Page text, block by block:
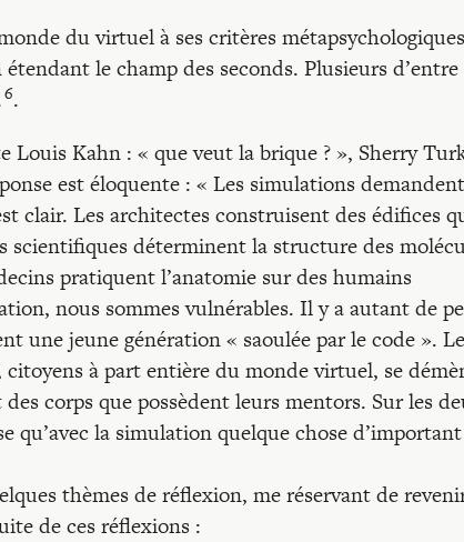
du virtuel à ses critères
le champ des seconds. Plusieurs d’entre
6.
Louis Kahn : « que veut la brique ? », Sherry
est éloquente : « Les simulations
clair. Les architectes construisent des édifices
scientifiques déterminent la structure des
pratiquent l’anatomie sur des humains
nous sommes vulnérables. Il y a autant de
une jeune génération « saoulée par le code ».
à part entière du monde virtuel, se
corps que possèdent leurs mentors. Sur les
qu’avec la simulation quelque chose
thèmes de réflexion, me réservant de
de ces réflexions :